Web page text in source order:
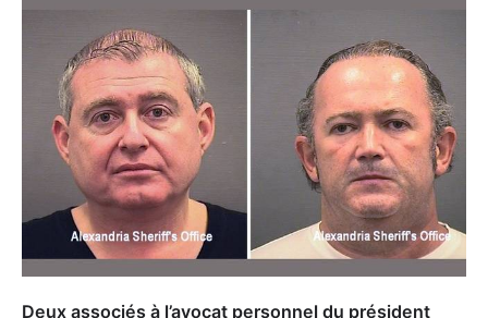
Deux associés à l’avocat personnel du président